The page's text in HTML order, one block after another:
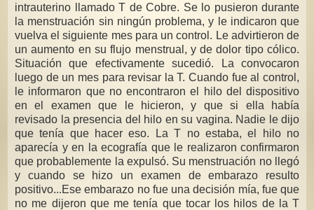
intrauterino llamado T de Cobre. Se lo pusieron durante
la menstruación sin ningún problema, y le indicaron que
vuelva el siguiente mes para un control. Le advirtieron de
un aumento en su flujo menstrual, y de dolor tipo cólico.
Situación que efectivamente sucedió. La convocaron
luego de un mes para revisar la T. Cuando fue al control,
le informaron que no encontraron el hilo del dispositivo
en el examen que le hicieron, y que si ella había
revisado la presencia del hilo en su vagina. Nadie le dijo
que tenía que hacer eso. La T no estaba, el hilo no
aparecía y en la ecografía que le realizaron confirmaron
que probablemente la expulsó. Su menstruación no llegó
y cuando se hizo un examen de embarazo resulto
positivo...Ese embarazo no fue una decisión mía, fue que
no me dijeron que me tenía que tocar los hilos de la T